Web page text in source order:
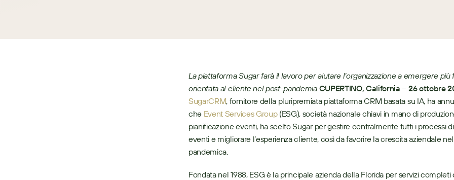
La piattaforma Sugar farà il lavoro per aiutare l’organizzazione a emergere più
orientata al cliente nel post-pandemia
SugarCRM, fornitore della pluripremiata piattaforma CRM basata su IA, ha
che Event Services Group (ESG), società nazionale chiavi in mano di
pianificazione eventi, ha scelto Sugar per gestire centralmente tutti i processi
eventi e migliorare l’esperienza cliente, così da favorire la crescita aziendale
pandemica.
Fondata nel 1988, ESG è la principale azienda della Florida per servizi completi